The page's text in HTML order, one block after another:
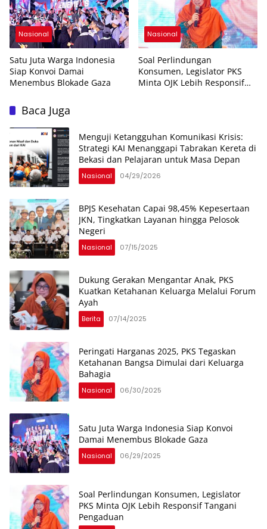
Nasional
Satu Juta Warga Indonesia
Siap Konvoi Damai
Menembus Blokade Gaza
Nasional
Soal Perlindungan
Konsumen, Legislator PKS
Minta OJK Lebih Responsif
Baca Juga
Menguji Ketangguhan Komunikasi Krisis:
Strategi KAI Menanggapi Tabrakan Kereta di
Bekasi dan Pelajaran untuk Masa Depan
Nasional 04/29/2026
BPJS Kesehatan Capai 98,45% Kepesertaan
JKN, Tingkatkan Layanan hingga Pelosok
Negeri
Nasional 07/15/2025
Dukung Gerakan Mengantar Anak, PKS
Kuatkan Ketahanan Keluarga Melalui Forum
Ayah
Berita 07/14/2025
Peringati Harganas 2025, PKS Tegaskan
Ketahanan Bangsa Dimulai dari Keluarga
Bahagia
Nasional 06/30/2025
Satu Juta Warga Indonesia Siap Konvoi
Damai Menembus Blokade Gaza
Nasional 06/29/2025
Soal Perlindungan Konsumen, Legislator
PKS Minta OJK Lebih Responsif Tangani
Pengaduan